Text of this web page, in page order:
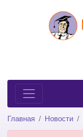
Главная Новости